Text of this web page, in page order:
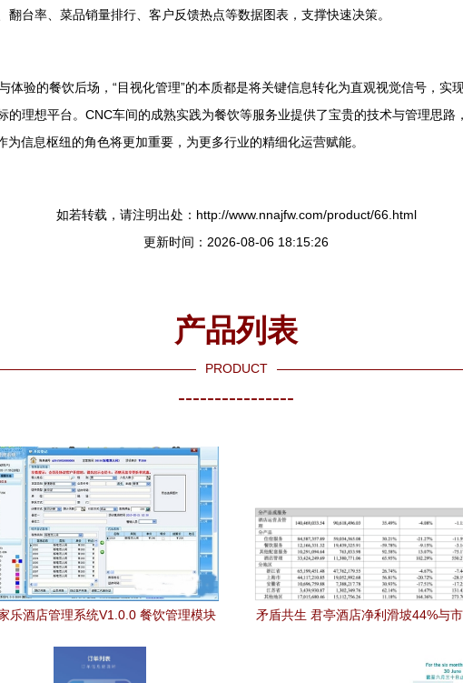
翻台率、菜品销量排行、客户反馈热点等数据图表，支撑快速决策。
体验的餐饮后场，“目视化管理”的本质都是将关键信息转化为直观视觉信号，实
理想平台。CNC车间的成熟实践为餐饮等服务业提供了宝贵的技术与管理思路
信息枢纽的角色将更加重要，为更多行业的精细化运营赋能。
如若转载，请注明出处：http://www.nnajfw.com/product/66.html
更新时间：2026-08-06 18:15:26
产品列表
PRODUCT
----------------
乐酒店管理系统V1.0.0 餐饮管理模块
矛盾共生 君亭酒店净利滑坡44%与